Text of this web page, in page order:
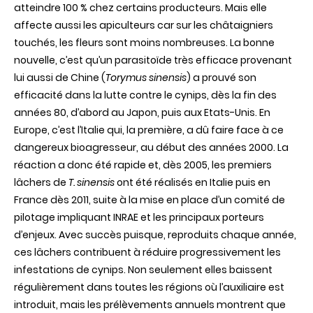
atteindre 100 % chez certains producteurs. Mais elle
affecte aussi les apiculteurs car sur les châtaigniers
touchés, les fleurs sont moins nombreuses. La bonne
nouvelle, c’est qu’un parasitoïde très efficace provenant
lui aussi de Chine (Torymus sinensis) a prouvé son
efficacité dans la lutte contre le cynips, dès la fin des
années 80, d’abord au Japon, puis aux Etats-Unis. En
Europe, c’est l’Italie qui, la première, a dû faire face à ce
dangereux bioagresseur, au début des années 2000. La
réaction a donc été rapide et, dès 2005, les premiers
lâchers de T. sinensisont été réalisés en Italie puis en
France dès 2011, suite à la mise en place d’un comité de
pilotage impliquant INRAE et les principaux porteurs
d’enjeux. Avec succès puisque, reproduits chaque année,
ces lâchers contribuent à réduire progressivement les
infestations de cynips. Non seulement elles baissent
régulièrement dans toutes les régions où l’auxiliaire est
introduit, mais les prélèvements annuels montrent que